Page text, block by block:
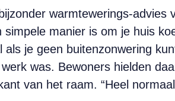
warmtewerings-
manier is om je huis
je geen buitenzonwering
was. Bewoners hielden
van het raam. “Heel